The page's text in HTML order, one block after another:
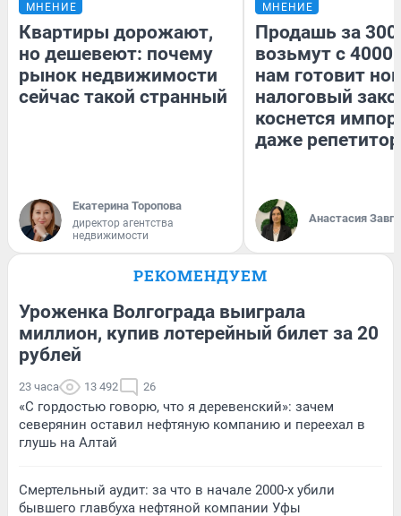
МНЕНИЕ
Квартиры дорожают,
но дешевеют: почему
рынок недвижимости
сейчас такой странный
Екатерина Торопова
директор агентства
недвижимости
МНЕНИЕ
Продашь за
возьмут с
нам готовит
налоговый
коснется
даже
Анастасия
РЕКОМЕНДУЕМ
Уроженка Волгограда выиграла
миллион, купив лотерейный билет за 20
рублей
23 часа 13 492 26
«С гордостью говорю, что я деревенский»: зачем
северянин оставил нефтяную компанию и переехал в
глушь на Алтай
Смертельный аудит: за что в начале 2000-х убили
бывшего главбуха нефтяной компании Уфы